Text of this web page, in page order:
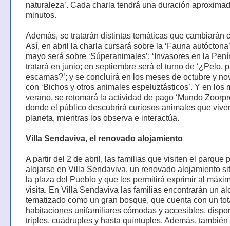
naturaleza’. Cada charla tendrá una duración
minutos.
Además, se tratarán distintas temáticas que cambiarán
Así, en abril la charla cursará sobre la ‘Fauna
mayo será sobre ‘Súperanimales’; ‘Invasores en la
tratará en junio; en septiembre será el turno de ‘¿Pelo,
escamas?’; y se concluirá en los meses de octubre y
con ‘Bichos y otros animales espeluztásticos’. Y en los
verano, se retomará la actividad de pago ‘Mundo
donde el público descubrirá curiosos animales que
planeta, mientras los observa e interactúa.
Villa Sendaviva, el renovado alojamiento
A partir del 2 de abril, las familias que visiten el parque
alojarse en Villa Sendaviva, un renovado alojamiento
la plaza del Pueblo y que les permitirá exprimir al
visita. En Villa Sendaviva las familias encontrarán un
tematizado como un gran bosque, que cuenta con un
habitaciones unifamiliares cómodas y accesibles,
triples, cuádruples y hasta quíntuples. Además, también